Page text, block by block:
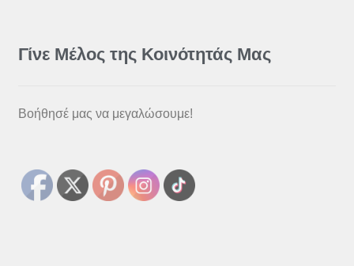
Γίνε Μέλος της Κοινότητάς Μας
Βοήθησέ μας να μεγαλώσουμε!